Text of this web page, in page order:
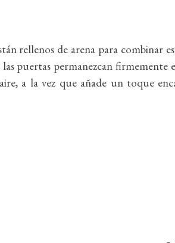
rellenos de arena para combinar
puertas permanezcan firmemente
a la vez que añade un toque